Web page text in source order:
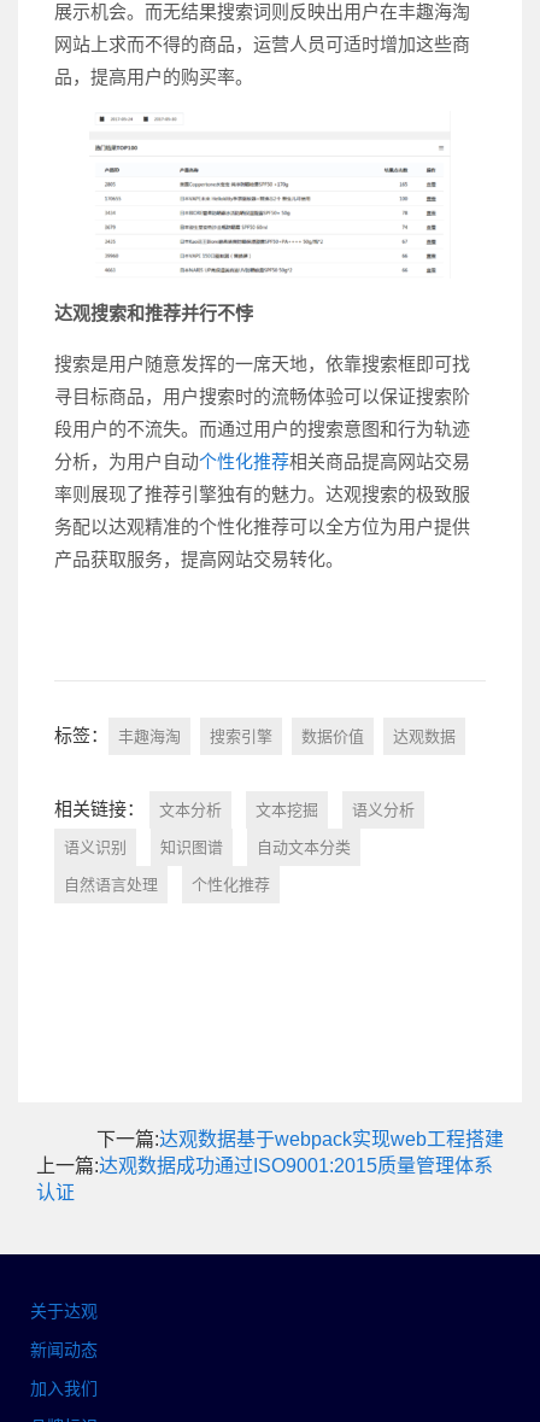
展示机会。而无结果搜索词则反映出用户在丰趣海淘
网站上求而不得的商品，运营人员可适时增加这些商
品，提高用户的购买率。
达观搜索和推荐并行不悖
搜索是用户随意发挥的一席天地，依靠搜索框即可找
寻目标商品，用户搜索时的流畅体验可以保证搜索阶
段用户的不流失。而通过用户的搜索意图和行为轨迹
分析，为用户自动个性化推荐相关商品提高网站交易
率则展现了推荐引擎独有的魅力。达观搜索的极致服
务配以达观精准的个性化推荐可以全方位为用户提供
产品获取服务，提高网站交易转化。
标签： 丰趣海淘 搜索引擎 数据价值 达观数据
相关链接： 文本分析 文本挖掘 语义分析
语义识别 知识图谱 自动文本分类
自然语言处理 个性化推荐
下一篇:达观数据基于webpack实现web工程搭建
上一篇:达观数据成功通过ISO9001:2015质量管理体系
认证
关于达观
新闻动态
加入我们